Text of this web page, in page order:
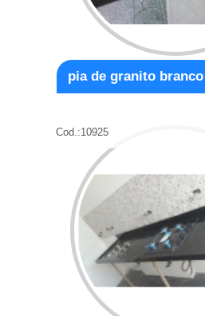
pia de granito
Cod.:10925